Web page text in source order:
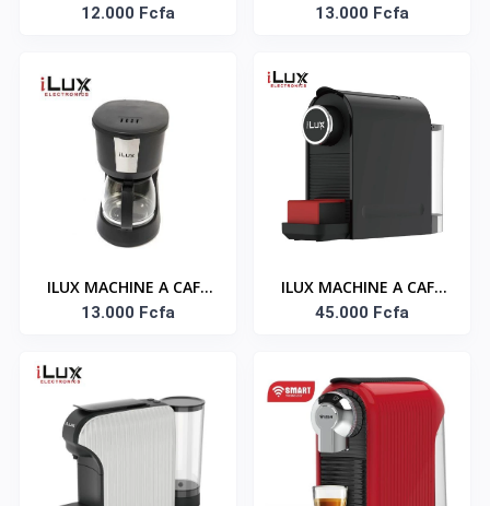
Capsule - LXCM-6633
12.000 Fcfa
LXCM-6636
13.000 Fcfa
ILUX MACHINE A CAFE
LXCM-6686
13.000 Fcfa
ILUX MACHINE A CAFE
CAPSULE LXCM-6633
45.000 Fcfa